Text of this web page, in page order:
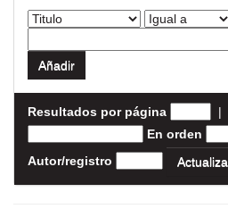
Resultados por página |
En orden
Autor/registro